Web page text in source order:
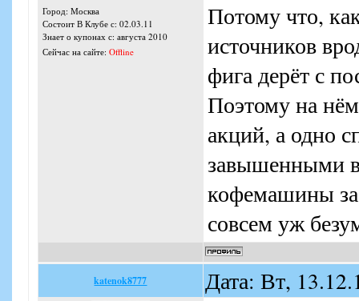
Город: Москва
Состоит В Клубе с: 02.03.11
Знает о купонах с: августа 2010
Сейчас на сайте: Offline
Потому что,
источников
фига дерёт с
Поэтому на
акций, а одно
завышенными в
кофемашины
совсем уж
katenok8777 Дата: Вт,